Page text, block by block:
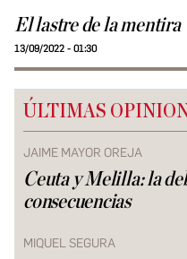
El lastre de la mentira
13/09/2022 - 01:30
ÚLTIMAS
JAIME MAYOR OREJA
Ceuta y Melilla: la
consecuencias
MIQUEL SEGURA